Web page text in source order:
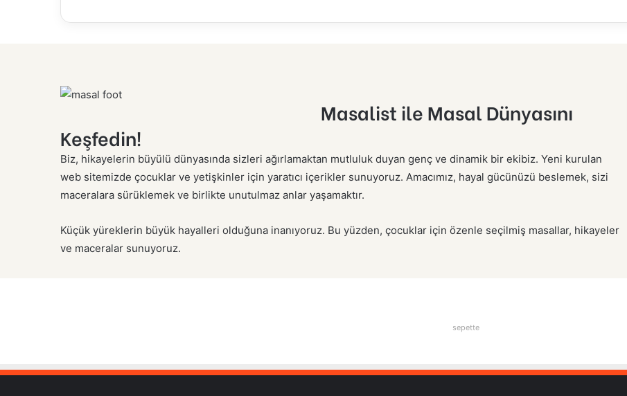
Masalist ile Masal Dünyasını
Keşfedin!
Biz, hikayelerin büyülü dünyasında sizleri ağırlamaktan mutluluk duyan genç ve dinamik bir ekibiz. Yeni kurulan
web sitemizde çocuklar ve yetişkinler için yaratıcı içerikler sunuyoruz. Amacımız, hayal gücünüzü beslemek, sizi
maceralara sürüklemek ve birlikte unutulmaz anlar yaşamaktır.
Küçük yüreklerin büyük hayalleri olduğuna inanıyoruz. Bu yüzden, çocuklar için özenle seçilmiş masallar, hikayeler
ve maceralar sunuyoruz.
sepette